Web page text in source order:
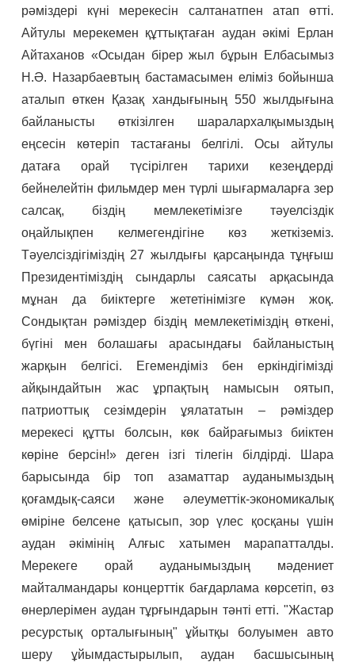
рәміздері күні мерекесін салтанатпен атап өтті.
Айтулы мерекемен құттықтаған аудан әкімі Ерлан
Айтаханов «Осыдан бірер жыл бұрын Елбасымыз
Н.Ә. Назарбаевтың бастамасымен еліміз бойынша
аталып өткен Қазақ хандығының 550 жылдығына
байланысты өткізілген шаралархалқымыздың
еңсесін көтеріп тастағаны белгілі. Осы айтулы
датаға орай түсірілген тарихи кезеңдерді
бейнелейтін фильмдер мен түрлі шығармаларға зер
салсақ, біздің мемлекетімізге тәуелсіздік
оңайлықпен келмегендігіне көз жеткіземіз.
Тәуелсіздігіміздің 27 жылдығы қарсаңында тұңғыш
Президентіміздің сындарлы саясаты арқасында
мұнан да биіктерге жететінімізге күмән жоқ.
Сондықтан рәміздер біздің мемлекетіміздің өткені,
бүгіні мен болашағы арасындағы байланыстың
жарқын белгісі. Егемендіміз бен еркіндігімізді
айқындайтын жас ұрпақтың намысын оятып,
патриоттық сезімдерін ұялататын – рәміздер
мерекесі құтты болсын, көк байрағымыз биіктен
көріне берсін!» деген ізгі тілегін білдірді. Шара
барысында бір топ азаматтар ауданымыздың
қоғамдық-саяси және әлеуметтік-экономикалық
өміріне белсене қатысып, зор үлес қосқаны үшін
аудан әкімінің Алғыс хатымен марапатталды.
Мерекеге орай ауданымыздың мәдениет
майталмандары концерттік бағдарлама көрсетіп, өз
өнерлерімен аудан тұрғындарын тәнті етті. "Жастар
ресурстық орталығының" ұйытқы болуымен авто
шеру ұйымдастырылып, аудан басшысының